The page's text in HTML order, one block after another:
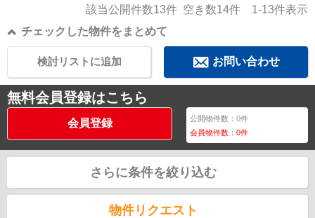
該当公開件数13件 空き数14件 1-13件表示
チェックした物件をまとめて
お問い合わせ
検討リストに追加
無料会員登録はこちら
会員登録 公開物件数：0件
会員物件数：0件
さらに条件を絞り込む
物件リクエスト